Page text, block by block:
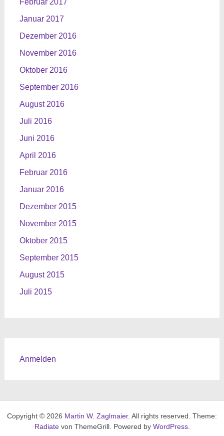
Februar 2017
Januar 2017
Dezember 2016
November 2016
Oktober 2016
September 2016
August 2016
Juli 2016
Juni 2016
April 2016
Februar 2016
Januar 2016
Dezember 2015
November 2015
Oktober 2015
September 2015
August 2015
Juli 2015
Anmelden
Copyright © 2026 Martin W. Zaglmaier. All rights reserved. Theme:
Radiatevon ThemeGrill. Powered by WordPress.